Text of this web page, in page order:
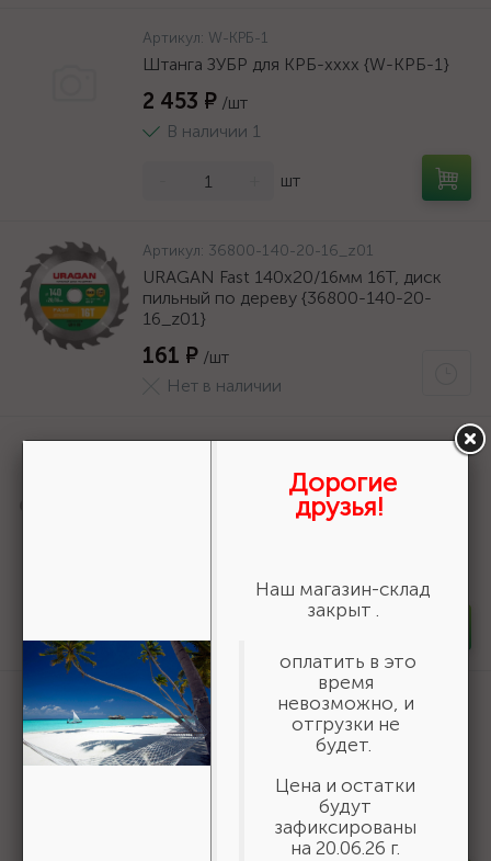
Артикул: W-КРБ-1
Штанга ЗУБР для КРБ-хххх {W-КРБ-1}
2 453 ₽ /шт
В наличии 1
шт
Артикул: 36800-140-20-16_z01
URAGAN Fast 140x20/16мм 16Т, диск
пильный по дереву {36800-140-20-
16_z01}
161 ₽ /шт
Нет в наличии
Артикул:50269
Шнур хозяйственный СИБИН,
полиэфирный, длина 25 м, диаметр -
В наличии 35
Артикул:3550-16-775
БАЗ KK19XW 16-H (Р80), 775 мм, 30 м,
водостойкий, шлифовальный рулон на
тканевой основе (3550-16-775)
Дорогие
друзья!
Наш магазин-склад
закрыт .
оплатить в это
время
невозможно, и
отгрузки не
будет.
Цена и остатки
будут
зафиксированы
на 20.06.26 г.